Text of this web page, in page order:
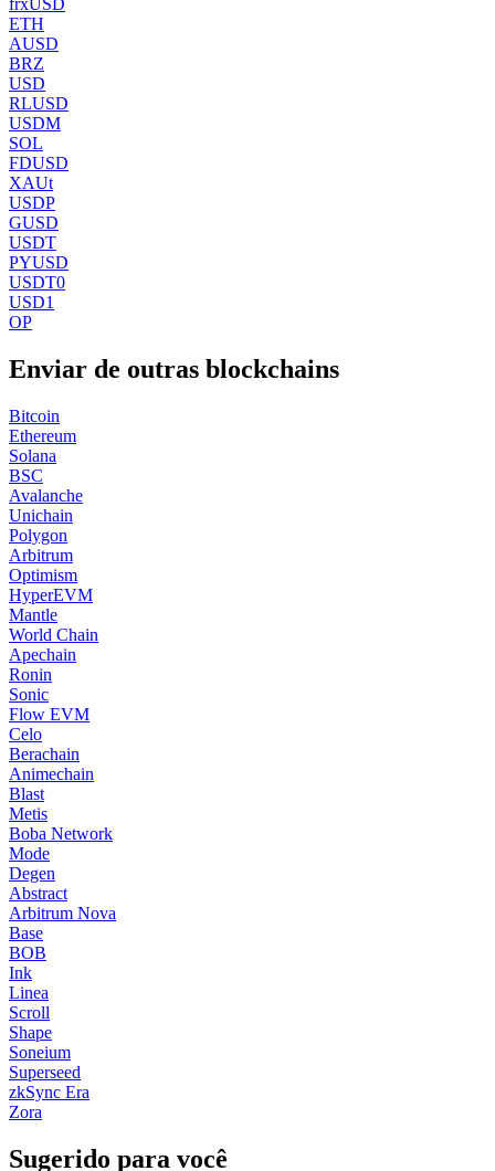
frxUSD
ETH
AUSD
BRZ
USD
RLUSD
USDM
SOL
FDUSD
XAUt
USDP
GUSD
USDT
PYUSD
USDT0
USD1
OP
Enviar de outras blockchains
Bitcoin
Ethereum
Solana
BSC
Avalanche
Unichain
Polygon
Arbitrum
Optimism
HyperEVM
Mantle
World Chain
Apechain
Ronin
Sonic
Flow EVM
Celo
Berachain
Animechain
Blast
Metis
Boba Network
Mode
Degen
Abstract
Arbitrum Nova
Base
BOB
Ink
Linea
Scroll
Shape
Soneium
Superseed
zkSync Era
Zora
Sugerido para você